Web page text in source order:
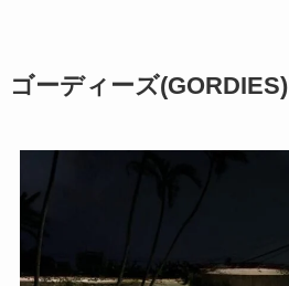
ゴーディーズ(GORDIES)